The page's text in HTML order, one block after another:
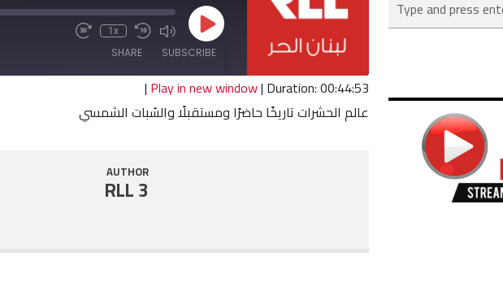
Play
Episode
Mute/Unmute
Episode
Rewind
10
1x
Fast
seconds
SUBSCRIBE
SHARE
SHARE
| Play in new window| Duration: 00:44:53
عالم الحشرات تاريخًا حاضرًا ومستقبلًا والسُبات الشمسي
AUTHOR
RLL 3